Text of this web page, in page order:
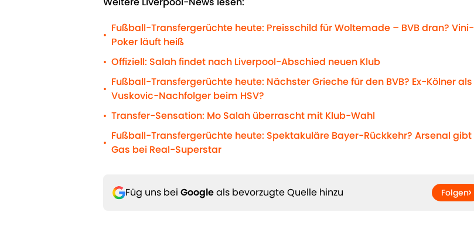
•
Fußball-Transfergerüchte heute: Preisschild für Woltemade – BVB dran? Vini-
Poker läuft heiß
• Offiziell: Salah findet nach Liverpool-Abschied neuen Klub
•
Fußball-Transfergerüchte heute: Nächster Grieche für den BVB? Ex-Kölner als
Vuskovic-Nachfolger beim HSV?
• Transfer-Sensation: Mo Salah überrascht mit Klub-Wahl
•
Fußball-Transfergerüchte heute: Spektakuläre Bayer-Rückkehr? Arsenal gibt
Gas bei Real-Superstar
Füg uns bei Googleals bevorzugte Quelle hinzu Folgen